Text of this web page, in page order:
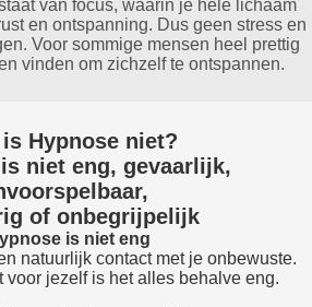
van focus, waarin je hele lichaam
en ontspanning. Dus geen stress en
Voor sommige mensen heel prettig
vinden om zichzelf te ontspannen.
is Hypnose niet?
niet eng, gevaarlijk,
of onbegrijpelijk
is niet eng
natuurlijk contact met je onbewuste.
voor jezelf is het alles behalve eng.